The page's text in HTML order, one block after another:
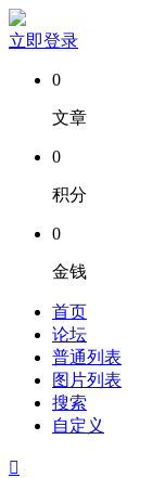
立即登录
0
文章
0
积分
0
金钱
首页
论坛
普通列表
图片列表
搜索
自定义
